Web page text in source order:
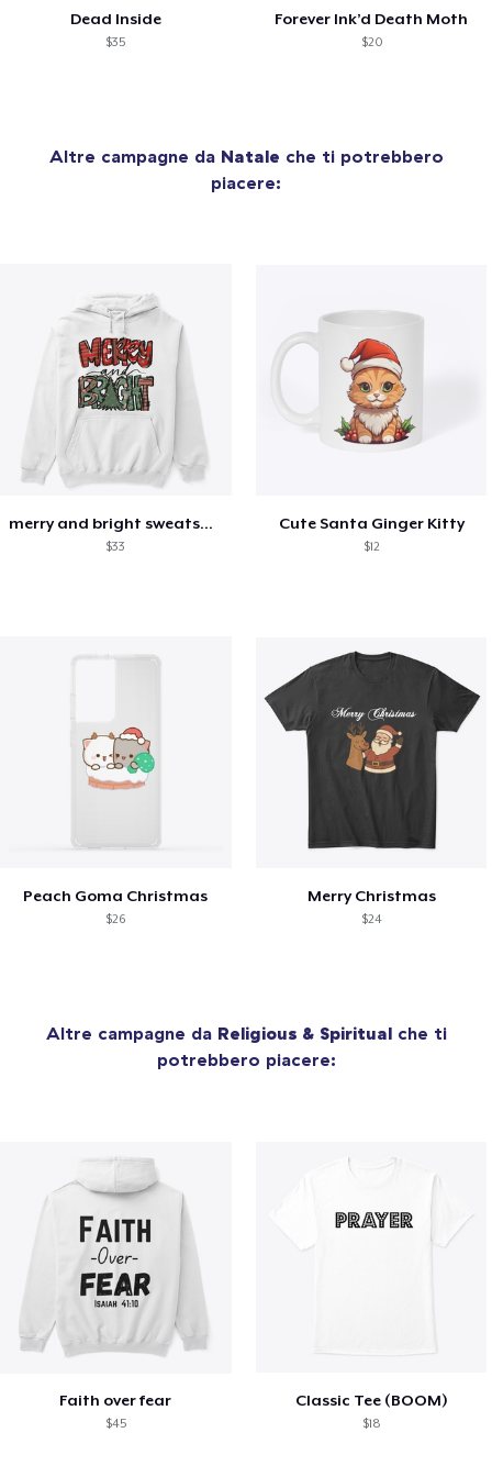
Dead Inside
$35
Forever Ink’d Death Moth
$20
Altre campagne da Natale che ti potrebbero
piacere:
merry and bright sweatshirt christmas
$33
Cute Santa Ginger Kitty
$12
Peach Goma Christmas
$26
Merry Christmas
$24
Altre campagne da Religious & Spiritualche ti
potrebbero piacere:
Faith over fear
$45
Classic Tee (BOOM)
$18